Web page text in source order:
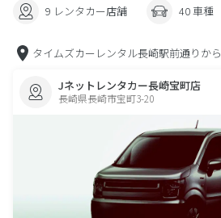
9 レンタカー店舗 40 車種
タイムズカーレンタル長崎駅前通りから
Jネットレンタカー長崎宝町店
長崎県長崎市宝町3-20